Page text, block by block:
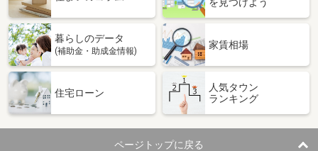
暮らしのデータ
(補助金・助成金情報)
家賃相場
住宅ローン
人気タウン
ランキング
ページトップに戻る